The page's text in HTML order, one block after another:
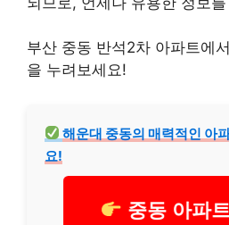
부산 중동 반석2차 아파트에
을 누려보세요!
해운대 중동의 매력적인 아
요!
중동 아파